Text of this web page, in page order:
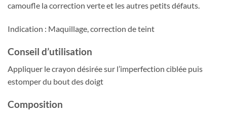
camoufle la correction verte et les autres petits défauts.
Indication : Maquillage, correction de teint
Conseil d’utilisation
Appliquer le crayon désirée sur l’imperfection ciblée puis
estomper du bout des doigt
Composition